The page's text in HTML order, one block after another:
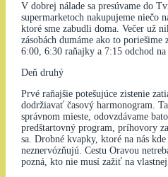
V dobrej nálade sa presúvame do
supermarketoch nakupujeme niečo
ktoré sme zabudli doma. Večer už
zásobách dumáme ako to poriešime
6:00, 6:30 raňajky a 7:15 odchod na
Deň druhý
Prvé raňajšie potešujúce zistenie
dodržiavať časový harmonogram.
správnom mieste, odovzdávame
predštartovný program, príhovory
sa. Drobné kvapky, ktoré na nás
neznervózňujú. Cestu Oravou
pozná, kto nie musí zažiť na